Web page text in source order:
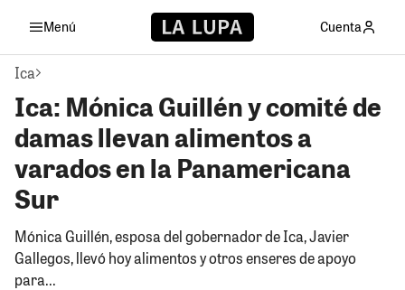
Menú Cuenta
Ica
Ica: Mónica Guillén y comité de
damas llevan alimentos a
varados en la Panamericana
Sur
Mónica Guillén, esposa del gobernador de Ica, Javier
Gallegos, llevó hoy alimentos y otros enseres de apoyo
para...